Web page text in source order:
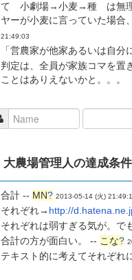
て 小劇場→小麦→種 は無理
ヤーが小麦に言っていた場合
21:49:03
「営農家が他家あるいは自分
判定は、全員が家族コマを
ことはありえないかと。。。
大農場管理人の達成条
合計 -- MN? 2013-05-14 (火)
それぞれ→ http://
それぞれは弱すぎる気が。で
合計の方が面白い。 -- こな?
テキスト的に考えてそれぞれ